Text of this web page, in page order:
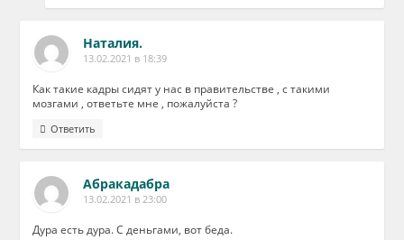
Наталия.
13.02.2021 в 18:39
Как такие кадры сидят у нас в правительстве , с такими
мозгами , ответьте мне , пожалуйста ?
Ответить
Абракадабра
13.02.2021 в 23:00
Дура есть дура. С деньгами, вот беда.